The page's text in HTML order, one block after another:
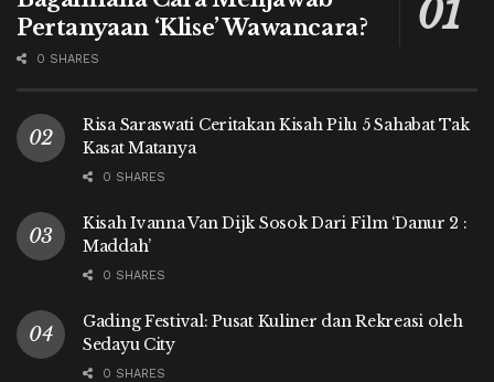
Pertanyaan ‘Klise’ Wawancara?
0 SHARES
Risa Saraswati Ceritakan Kisah Pilu 5 Sahabat Tak
Kasat Matanya
0 SHARES
Kisah Ivanna Van Dijk Sosok Dari Film ‘Danur 2 :
Maddah’
0 SHARES
Gading Festival: Pusat Kuliner dan Rekreasi oleh
Sedayu City
0 SHARES